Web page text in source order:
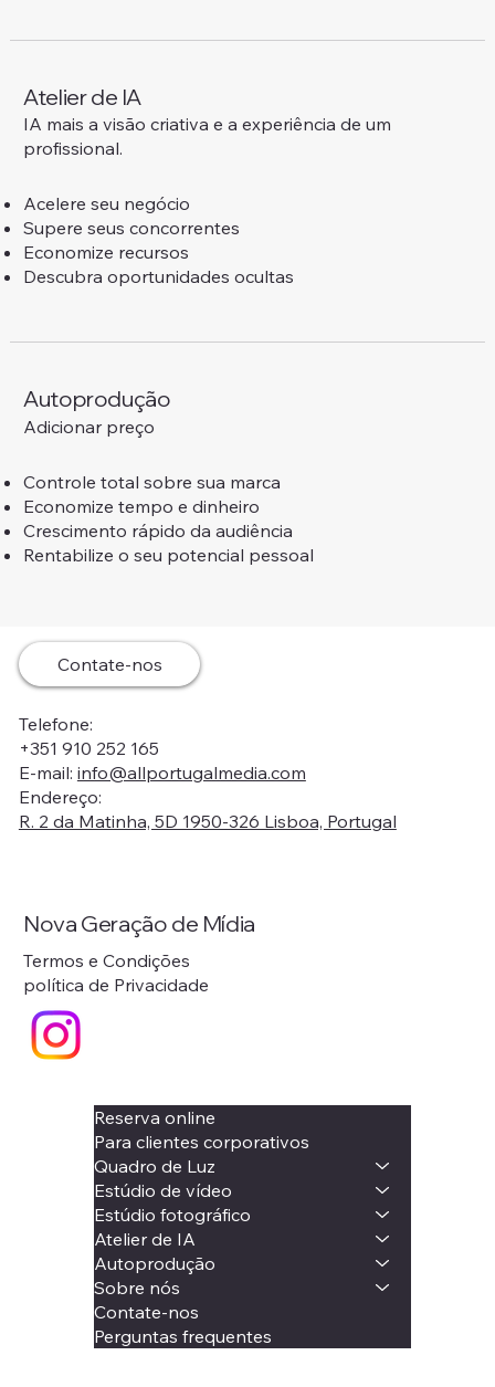
Atelier de IA
IA mais a visão criativa e a experiência de um
profissional.
Acelere seu negócio
Supere seus concorrentes
Economize recursos
Descubra oportunidades ocultas
Autoprodução
Adicionar preço
Controle total sobre sua marca
Economize tempo e dinheiro
Crescimento rápido da audiência
Rentabilize o seu potencial pessoal
Contate-nos
Telefone:
+351 910 252 165
E-mail: info@allportugalmedia.com
Endereço:
R. 2 da Matinha, 5D 1950-326 Lisboa, Portugal
Reserva online
Para clientes corporativos
Quadro de Luz
Estúdio de vídeo
Estúdio fotográfico
Atelier de IA
Autoprodução
Sobre nós
Contate-nos
Perguntas frequentes
Nova Geração de Mídia
Termos e Condições
política de Privacidade